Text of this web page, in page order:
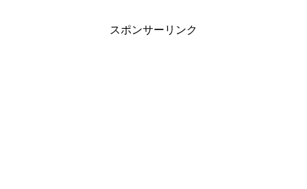
ンホテルが企画した宿泊プランを
スポンサーリンク